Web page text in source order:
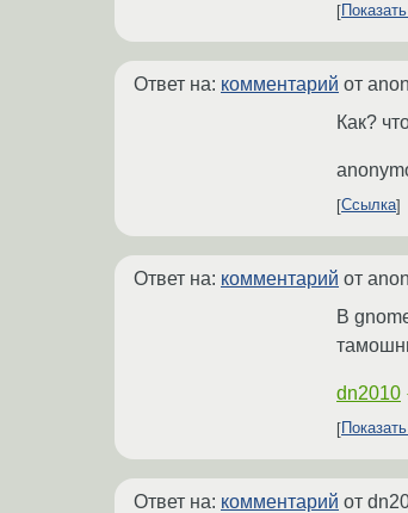
Ответ на: комментарий от
Как?
Ссылка
Ответ на: комментарий от
В
dn2010
Ответ на: комментарий от